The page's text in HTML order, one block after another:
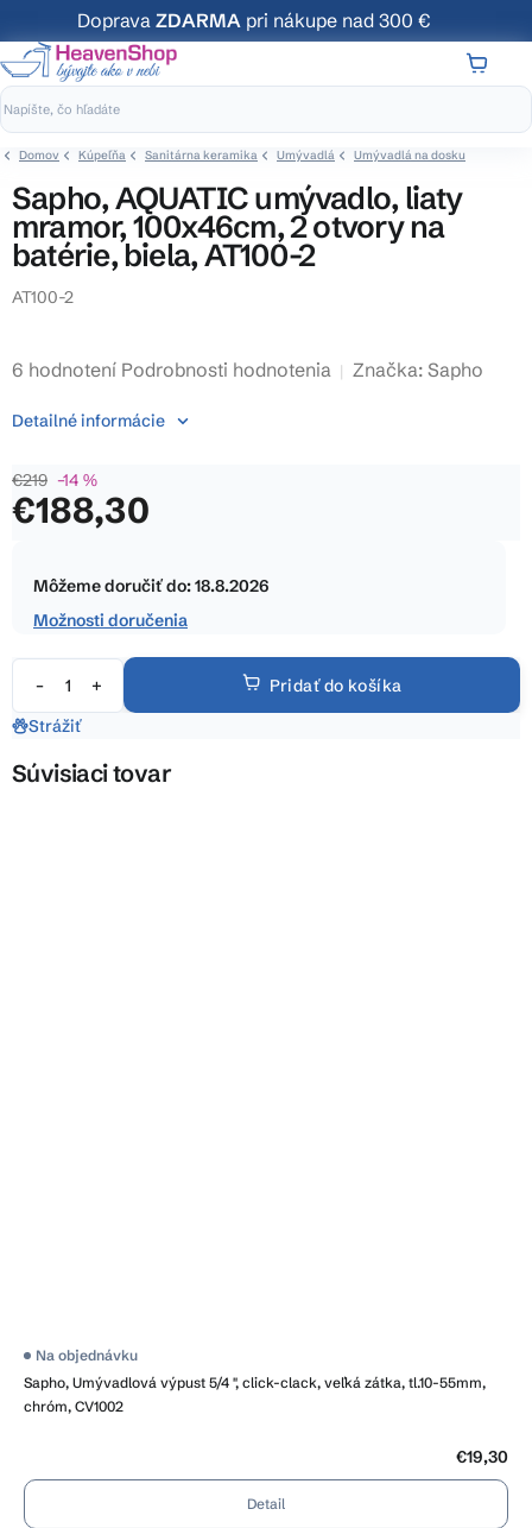
na
obsah
Doprava ZDARMA pri nákupe nad 300 €
Domov Kúpeľňa Sanitárna keramika Umývadlá Umývadlá na dosku
Sapho, AQUATIC umývadlo, liaty
mramor, 100x46cm, 2 otvory na
batérie, biela, AT100-2
AT100-2
Priemerné
produktu
3,5
z
6 hodnotení Podrobnosti hodnotenia Značka: Sapho
€219 –14 %
€188,30
cena:
Môžeme doručiť do:18.8.2026
Možnosti doručenia
Pridať do košíka
Detailné informácie
Strážiť
Súvisiaci tovar
Sapho, Umývadlová výpust 5/4 ", click-clack, veľká zátka, tl.10-55mm,
chróm, CV1002
Na objednávku
€19,30
Detail